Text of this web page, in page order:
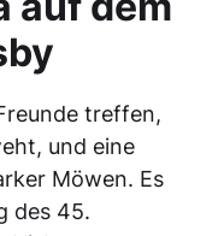
treffen,
und eine
Möwen. Es
des 45.